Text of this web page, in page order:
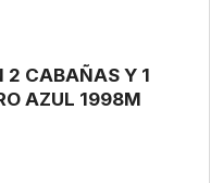
2 CABAÑAS Y 1
AZUL 1998M